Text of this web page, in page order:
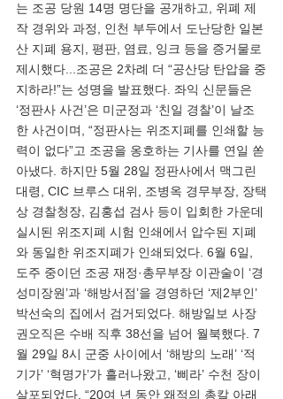
는 조공 당원 14명 명단을 공개하고, 위폐 제
작 경위와 과정, 인천 부두에서 도난당한 일본
산 지폐 용지, 평판, 염료, 잉크 등을 증거물로
제시했다...조공은 2차례 더 “공산당 탄압을 중
지하라!”는 성명을 발표했다. 좌익 신문들은
‘정판사 사건’은 미군정과 ‘친일 경찰’이 날조
한 사건이며, “정판사는 위조지폐를 인쇄할 능
력이 없다”고 조공을 옹호하는 기사를 연일 쏟
아냈다. 하지만 5월 28일 정판사에서 맥그린
대령, CIC 브루스 대위, 조병옥 경무부장, 장택
상 경찰청장, 김홍섭 검사 등이 입회한 가운데
실시된 위조지폐 시험 인쇄에서 압수된 지폐
와 동일한 위조지폐가 인쇄되었다. 6월 6일,
도주 중이던 조공 재정·총무부장 이관술이 ‘경
성미장원’과 ‘해방서점’을 경영하던 ‘제2부인’
박선숙의 집에서 검거되었다. 해방일보 사장
권오직은 수배 직후 38선을 넘어 월북했다. 7
월 29일 8시 군중 사이에서 ‘해방의 노래’ ‘적
기가’ ‘혁명가’가 흘러나왔고, ‘삐라’ 수천 장이
살포되었다. “20여 년 동안 왜적의 총칼 아래